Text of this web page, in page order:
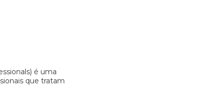
é uma
que tratam